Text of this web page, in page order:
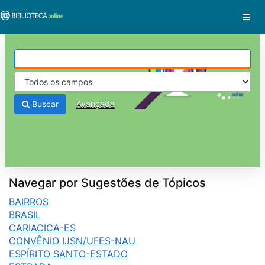
VuFind
Buscar Avançada
Navegar por Sugestões de Tópicos
BAIRROS
BRASIL
CARIACICA-ES
CONVÊNIO IJSN/UFES-NAU
ESPÍRITO SANTO-ESTADO